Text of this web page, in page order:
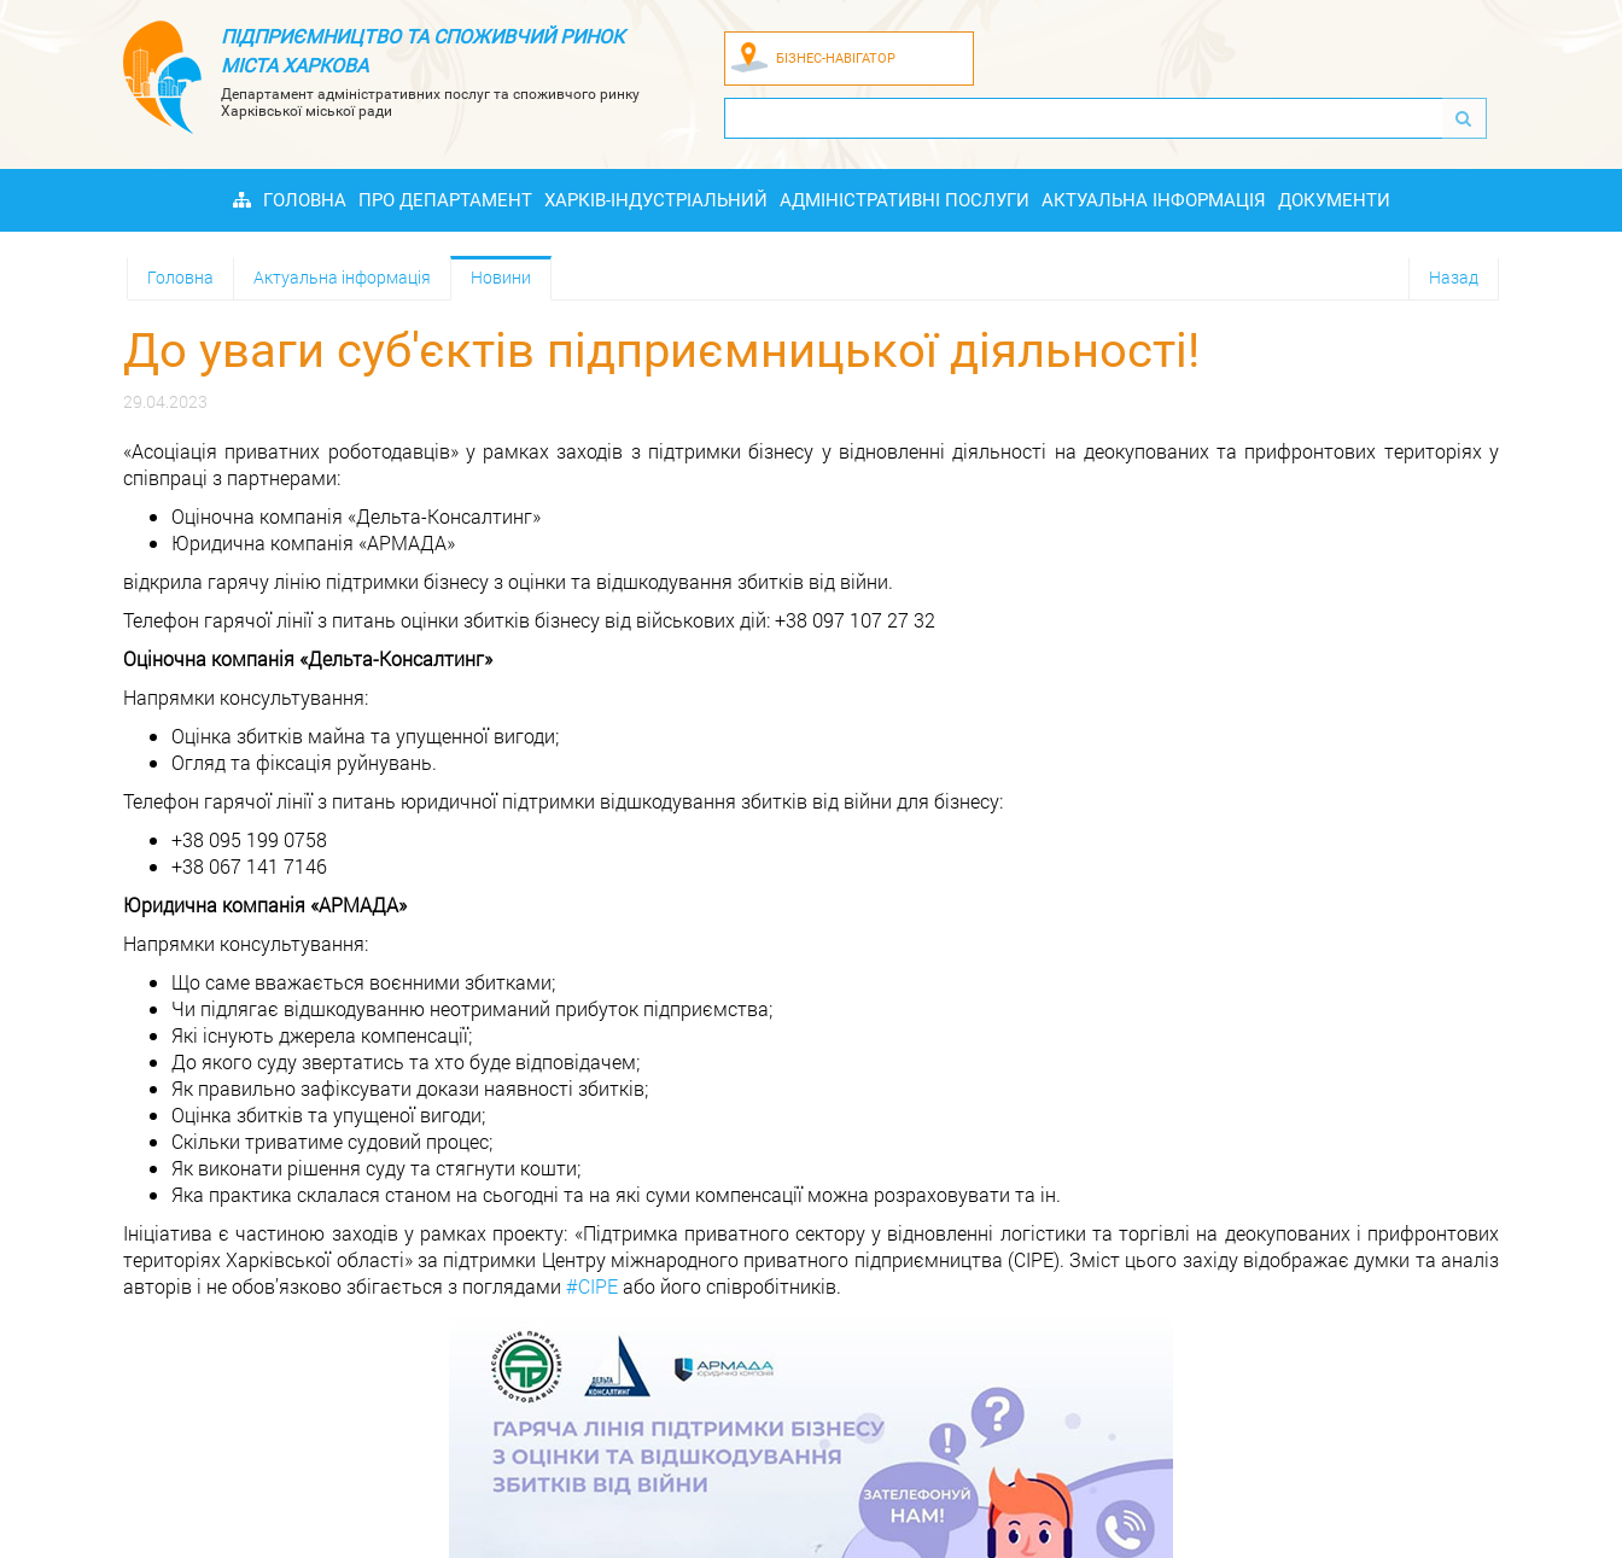
ПІДПРИЄМНИЦТВО ТА СПОЖИВЧИЙ РИНОК
МІСТА ХАРКОВА
Департамент адміністративних послуг та споживчого ринку
Харківської міської ради
БІЗНЕС-НАВІГАТОР
ГОЛОВНА ПРО ДЕПАРТАМЕНТ ХАРКІВ-ІНДУСТРІАЛЬНИЙ АДМІНІСТРАТИВНІ ПОСЛУГИ АКТУАЛЬНА ІНФОРМАЦІЯ ДОКУМЕНТИ
Назад
Головна Актуальна інформація Новини
До уваги суб'єктів підприємницької діяльності!
29.04.2023
«Асоціація приватних роботодавців» у рамках заходів з підтримки бізнесу у відновленні діяльності на деокупованих та прифронтових територіях у
співпраці з партнерами:
Оціночна компанія «Дельта-Консалтинг»
Юридична компанія «АРМАДА»
відкрила гарячу лінію підтримки бізнесу з оцінки та відшкодування збитків від війни.
Телефон гарячої лінії з питань оцінки збитків бізнесу від військових дій: +38 097 107 27 32
Оціночна компанія «Дельта-Консалтинг»
Напрямки консультування:
Оцінка збитків майна та упущенної вигоди;
Огляд та фіксація руйнувань.
Телефон гарячої лінії з питань юридичної підтримки відшкодування збитків від війни для бізнесу:
+38 095 199 0758
+38 067 141 7146
Юридична компанія «АРМАДА»
Напрямки консультування:
Що саме вважається воєнними збитками;
Чи підлягає відшкодуванню неотриманий прибуток підприємства;
Які існують джерела компенсації;
До якого суду звертатись та хто буде відповідачем;
Як правильно зафіксувати докази наявності збитків;
Оцінка збитків та упущеної вигоди;
Скільки триватиме судовий процес;
Як виконати рішення суду та стягнути кошти;
Яка практика склалася станом на сьогодні та на які суми компенсації можна розраховувати та ін.
Ініціатива є частиною заходів у рамках проекту: «Підтримка приватного сектору у відновленні логістики та торгівлі на деокупованих і прифронтових
територіях Харківської області» за підтримки Центру міжнародного приватного підприємництва (CIPE). Зміст цього західу відображає думки та аналіз
авторів і не обов’язково збігається з поглядами #CIPEабо його співробітників.